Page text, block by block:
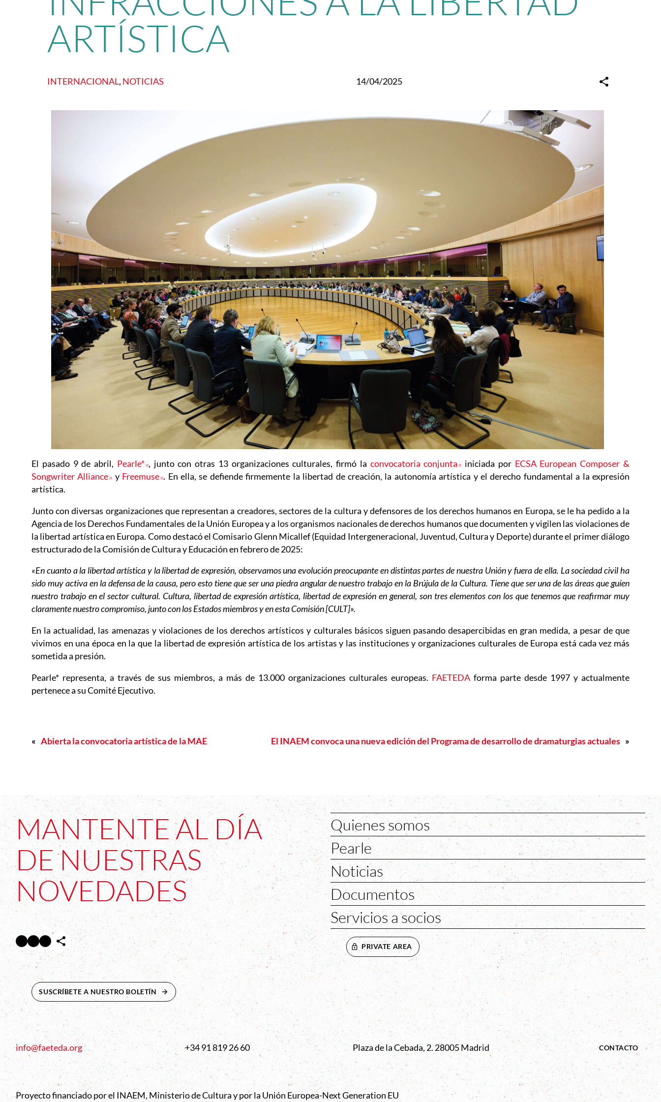
ARTÍSTICA
INTERNACIONAL, NOTICIAS 14/04/2025
El pasado 9 de abril, Pearle* Abre en nueva ventana
, junto con otras 13 organizaciones culturales, firmó la convocatoria conjunta Abre en nueva ventana
iniciada por ECSA European Composer &
Songwriter Alliance
Abre en nueva ventana
y Freemuse Abre en nueva ventana
. En ella, se defiende firmemente la libertad de creación, la autonomía artística y el derecho fundamental a la expresión
artística.
Junto con diversas organizaciones que representan a creadores, sectores de la cultura y defensores de los derechos humanos en Europa, se le ha pedido a la
Agencia de los Derechos Fundamentales de la Unión Europea y a los organismos nacionales de derechos humanos que documenten y vigilen las violaciones de
la libertad artística en Europa. Como destacó el Comisario Glenn Micallef (Equidad Intergeneracional, Juventud, Cultura y Deporte) durante el primer diálogo
estructurado de la Comisión de Cultura y Educación en febrero de 2025:
«En cuanto a la libertad artística y la libertad de expresión, observamos una evolución preocupante en distintas partes de nuestra Unión y fuera de ella. La sociedad civil ha
sido muy activa en la defensa de la causa, pero esto tiene que ser una piedra angular de nuestro trabajo en la Brújula de la Cultura. Tiene que ser una de las áreas que guíen
nuestro trabajo en el sector cultural. Cultura, libertad de expresión artística, libertad de expresión en general, son tres elementos con los que tenemos que reafirmar muy
claramente nuestro compromiso, junto con los Estados miembros y en esta Comisión [CULT]».
En la actualidad, las amenazas y violaciones de los derechos artísticos y culturales básicos siguen pasando desapercibidas en gran medida, a pesar de que
vivimos en una época en la que la libertad de expresión artística de los artistas y las instituciones y organizaciones culturales de Europa está cada vez más
sometida a presión.
Pearle* representa, a través de sus miembros, a más de 13.000 organizaciones culturales europeas. FAETEDA forma parte desde 1997 y actualmente
pertenece a su Comité Ejecutivo.
« Abierta la convocatoria artística de la MAE El INAEM convoca una nueva edición del Programa de desarrollo de dramaturgias actuales »
MANTENTE AL DÍA
DE NUESTRAS
NOVEDADES
Facebook Abre en nueva ventana
Twitter Abre en nueva ventana
InstagramAbre en nueva ventana
SUSCRÍBETE A NUESTRO BOLETÍN ABRE EN NUEVA VENTANA
Quienes somos
Pearle
Noticias
Documentos
Servicios a socios
PRIVATE AREA
info@faeteda.org +34 91 819 26 60 Plaza de la Cebada, 2. 28005 Madrid CONTACTO
Proyecto financiado por el INAEM, Ministerio de Cultura y por la Unión Europea-Next Generation EU